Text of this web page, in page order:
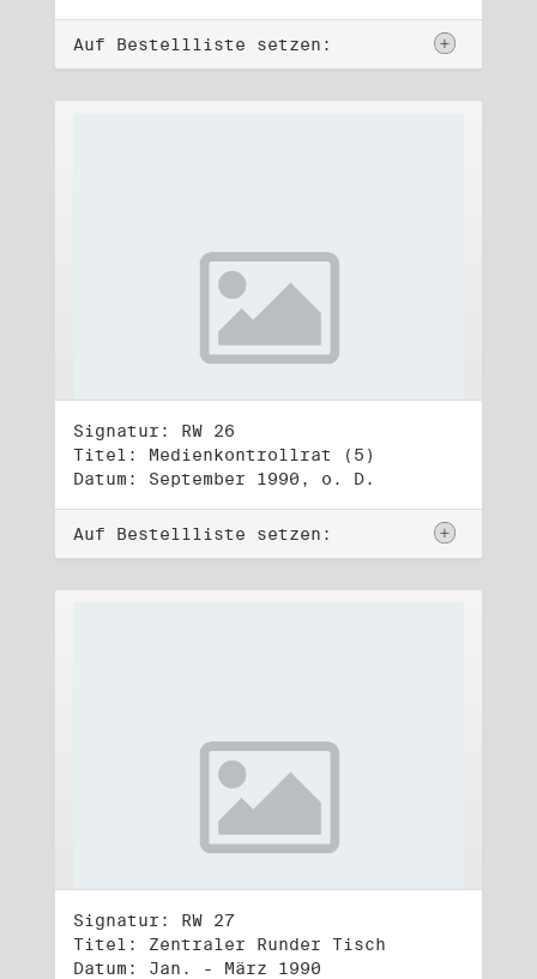
Auf Bestellliste setzen:
Signatur: RW 26
Titel: Medienkontrollrat (5)
Datum: September 1990, o. D.
Auf Bestellliste setzen:
Signatur: RW 27
Titel: Zentraler Runder Tisch
Datum: Jan. - März 1990